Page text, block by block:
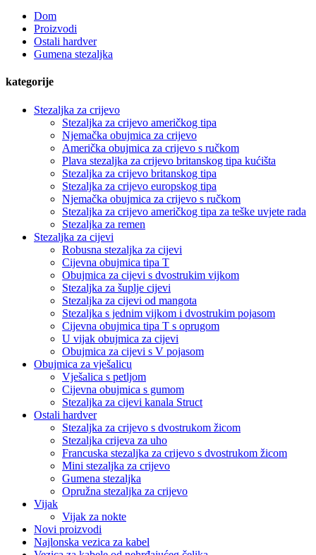
Dom
Proizvodi
Ostali hardver
Gumena stezaljka
kategorije
Stezaljka za crijevo
Stezaljka za crijevo američkog tipa
Njemačka obujmica za crijevo
Američka obujmica za crijevo s ručkom
Plava stezaljka za crijevo britanskog tipa kućišta
Stezaljka za crijevo britanskog tipa
Stezaljka za crijevo europskog tipa
Njemačka obujmica za crijevo s ručkom
Stezaljka za crijevo američkog tipa za teške uvjete rada
Stezaljka za remen
Stezaljka za cijevi
Robusna stezaljka za cijevi
Cijevna obujmica tipa T
Obujmica za cijevi s dvostrukim vijkom
Stezaljka za šuplje cijevi
Stezaljka za cijevi od mangota
Stezaljka s jednim vijkom i dvostrukim pojasom
Cijevna obujmica tipa T s oprugom
U vijak obujmica za cijevi
Obujmica za cijevi s V pojasom
Obujmica za vješalicu
Vješalica s petljom
Cijevna obujmica s gumom
Stezaljka za cijevi kanala Struct
Ostali hardver
Stezaljka za crijevo s dvostrukom žicom
Stezaljka crijeva za uho
Francuska stezaljka za crijevo s dvostrukom žicom
Mini stezaljka za crijevo
Gumena stezaljka
Opružna stezaljka za crijevo
Vijak
Vijak za nokte
Novi proizvodi
Najlonska vezica za kabel